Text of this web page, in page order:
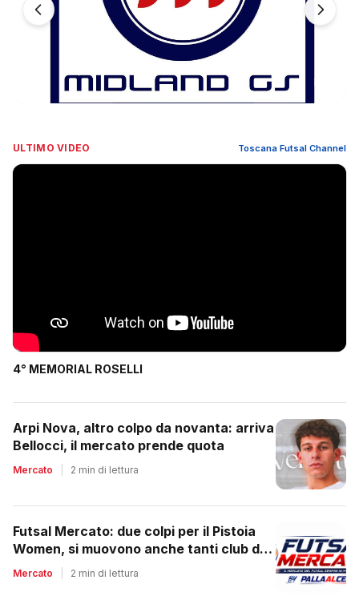
ULTIMO VIDEO Toscana Futsal Channel
4° MEMORIAL ROSELLI
Arpi Nova, altro colpo da novanta: arriva
Bellocci, il mercato prende quota
Mercato 2 min di lettura
Futsal Mercato: due colpi per il Pistoia
Women, si muovono anche tanti club del
regionale
Mercato 2 min di lettura